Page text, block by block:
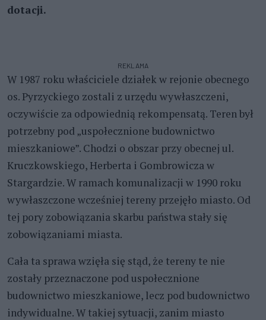
dotacji.
REKLAMA
W 1987 roku właściciele działek w rejonie obecnego
os. Pyrzyckiego zostali z urzędu wywłaszczeni,
oczywiście za odpowiednią rekompensatą. Teren był
potrzebny pod „uspołecznione budownictwo
mieszkaniowe”. Chodzi o obszar przy obecnej ul.
Kruczkowskiego, Herberta i Gombrowicza w
Stargardzie. W ramach komunalizacji w 1990 roku
wywłaszczone wcześniej tereny przejęło miasto. Od
tej pory zobowiązania skarbu państwa stały się
zobowiązaniami miasta.
Cała ta sprawa wzięła się stąd, że tereny te nie
zostały przeznaczone pod uspołecznione
budownictwo mieszkaniowe, lecz pod budownictwo
indywidualne. W takiej sytuacji, zanim miasto